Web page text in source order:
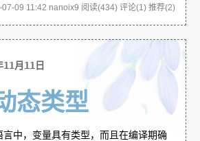
09 11:42 nanoix9 阅读(434) 评论(1) 推荐(2)
月11日
态类型
中，变量具有类型，而且在编译期确